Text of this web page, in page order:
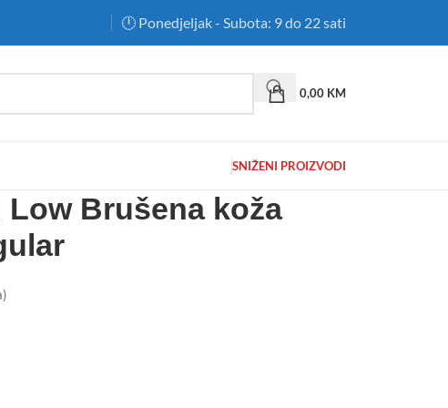
🕛 Ponedjeljak - Subota: 9 do 22 sati
0,00 KM
SNIŽENI PROIZVODI
Low Brušena koža